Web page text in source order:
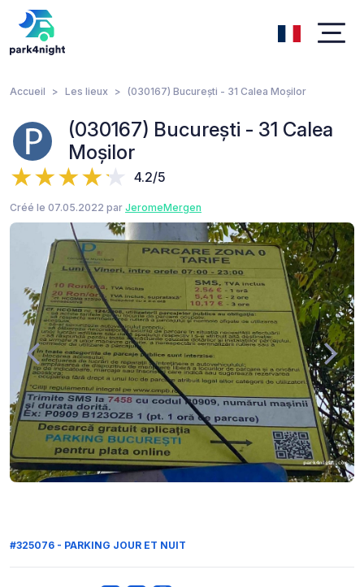
Accueil Les lieux (030167) București - 31 Calea Moșilor
(030167) București - 31 Calea
Moșilor
4.2/5
Créé le 07.05.2022 par JeromeMergen
#325076 - PARKING JOUR ET NUIT